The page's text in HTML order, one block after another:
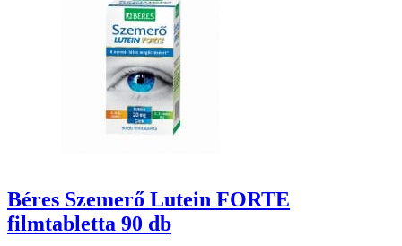
Béres Szemerő Lutein FORTE
filmtabletta 90 db